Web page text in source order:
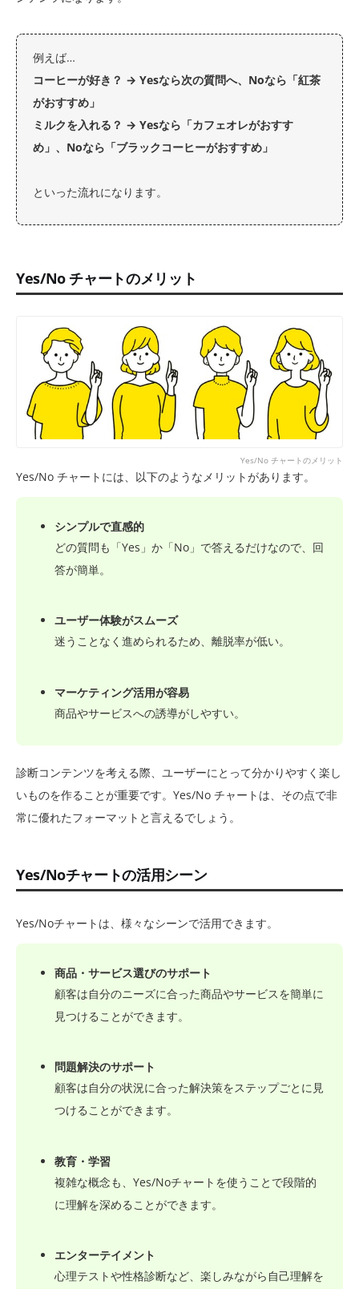
例えば…
コーヒーが好き？ → Yesなら次の質問へ、Noなら「紅茶
がおすすめ」
ミルクを入れる？ → Yesなら「カフェオレがおすす
め」、Noなら「ブラックコーヒーがおすすめ」
といった流れになります。
Yes/No チャートのメリット
Yes/No チャートのメリット
Yes/No チャートには、以下のようなメリットがあります。
シンプルで直感的
どの質問も「Yes」か「No」で答えるだけなので、回
答が簡単。
ユーザー体験がスムーズ
迷うことなく進められるため、離脱率が低い。
マーケティング活用が容易
商品やサービスへの誘導がしやすい。
診断コンテンツを考える際、ユーザーにとって分かりやすく楽し
いものを作ることが重要です。Yes/No チャートは、その点で非
常に優れたフォーマットと言えるでしょう。
Yes/Noチャートの活用シーン
Yes/Noチャートは、様々なシーンで活用できます。
商品・サービス選びのサポート
顧客は自分のニーズに合った商品やサービスを簡単に
見つけることができます。
問題解決のサポート
顧客は自分の状況に合った解決策をステップごとに見
つけることができます。
教育・学習
複雑な概念も、Yes/Noチャートを使うことで段階的
に理解を深めることができます。
エンターテイメント
心理テストや性格診断など、楽しみながら自己理解を